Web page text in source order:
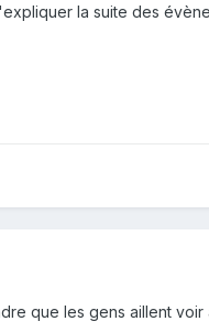
la suite des
que les gens aillent voir